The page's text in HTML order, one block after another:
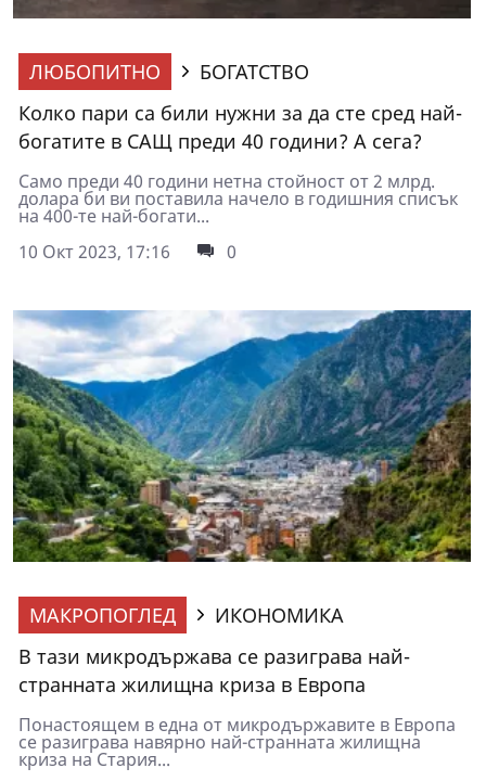
ЛЮБОПИТНО
БОГАТСТВО
Колко пари са били нужни за да сте сред най-
богатите в САЩ преди 40 години? А сега?
Само преди 40 години нетна стойност от 2 млрд.
долара би ви поставила начело в годишния списък
на 400-те най-богати...
10 Окт 2023, 17:16
0
МАКРОПОГЛЕД
ИКОНОМИКА
В тази микродържава се разиграва най-
странната жилищна криза в Европа
Понастоящем в една от микродържавите в Европа
се разиграва навярно най-странната жилищна
криза на Стария...